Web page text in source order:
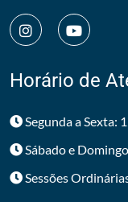
Horário de
Segunda a Sexta:
Sábado e
Sessões